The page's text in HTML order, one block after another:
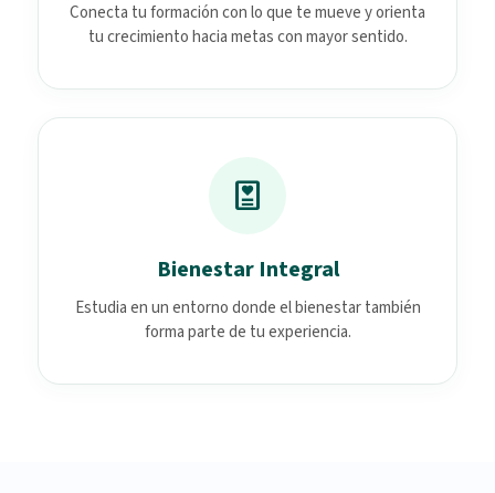
Conecta tu formación con lo que te mueve y orienta
tu crecimiento hacia metas con mayor sentido.
diagnosis
Bienestar Integral
Estudia en un entorno donde el bienestar también
forma parte de tu experiencia.